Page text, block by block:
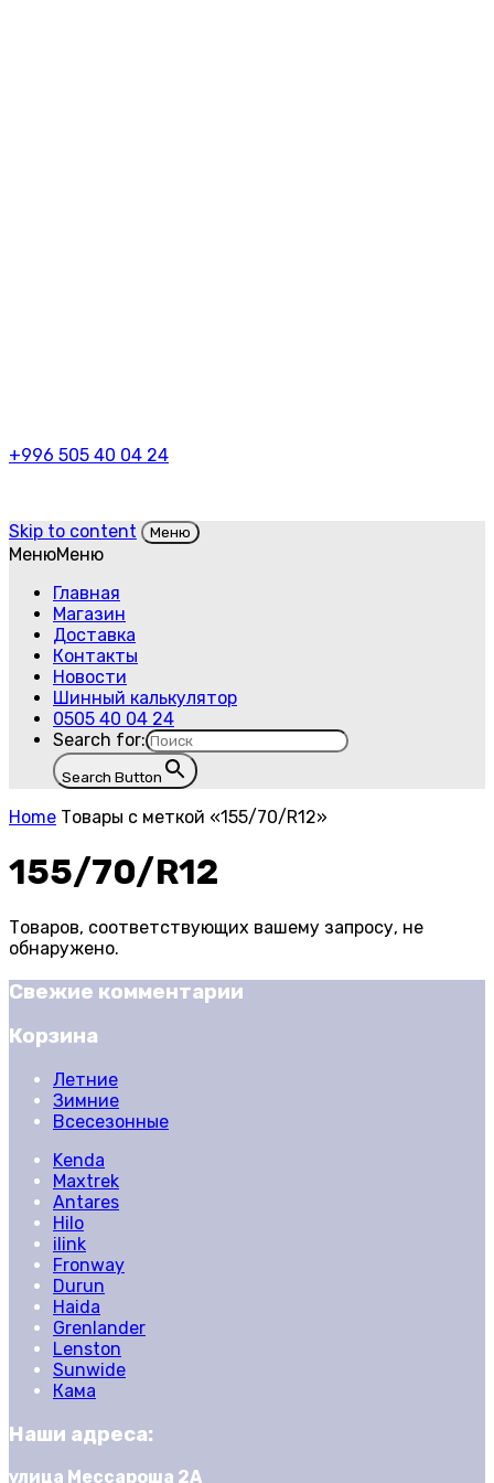
+996 505 40 04 24
Skip to content Меню
МенюМеню
Главная
Магазин
Доставка
Контакты
Новости
Шинный калькулятор
0505 40 04 24
Search for:
Search Button
Home Товары с меткой «155/70/R12»
155/70/R12
Товаров, соответствующих вашему запросу, не
обнаружено.
Свежие комментарии
Корзина
Летние
Зимние
Всесезонные
Kenda
Maxtrek
Antares
Hilo
ilink
Fronway
Durun
Haida
Grenlander
Lenston
Sunwide
Кама
Наши адреса:
улица Мессароша 2А